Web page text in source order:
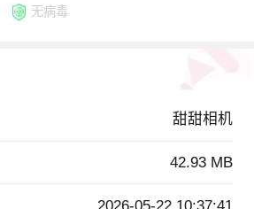
无病毒
甜甜相机
42.93 MB
2026-05-22 10:37:41